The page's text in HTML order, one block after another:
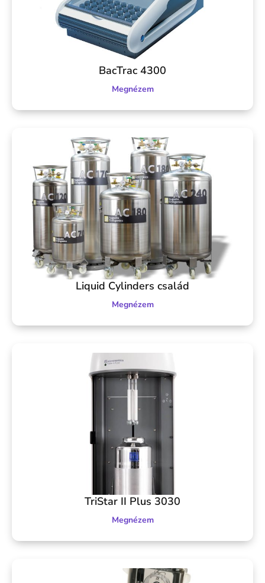
BacTrac 4300
Megnézem
Liquid Cylinders család
Megnézem
TriStar II Plus 3030
Megnézem